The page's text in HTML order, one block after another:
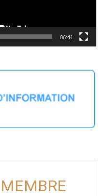
06:41